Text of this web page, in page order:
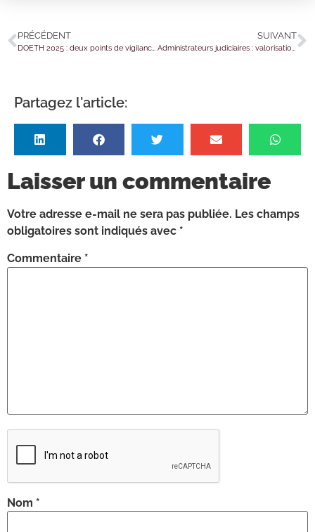
PRÉCÉDENT
DOETH 2025 : deux points de vigilance pour votre contribution AGEFIPH à payer en mai 2026
SUIVANT
Administrateurs judiciaires : valorisation des compétences en matière de copropriété
Partagez l'article:
Laisser un commentaire
Votre adresse e-mail ne sera pas publiée. Les champs
obligatoires sont indiqués avec *
Commentaire *
Nom *